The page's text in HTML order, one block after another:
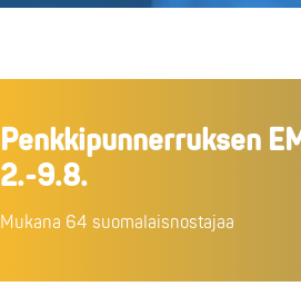
Penkkipunnerruksen
2.-9.8.
Mukana 64 suomalaisnostajaa